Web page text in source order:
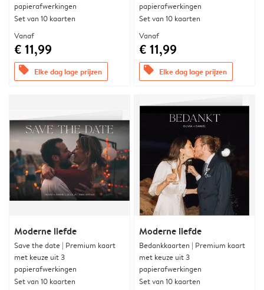
papierafwerkingen
Set van 10 kaarten
Vanaf
€ 11,99
offers Elke dag lage prijzen
papierafwerkingen
Set van 10 kaarten
Vanaf
€ 11,99
offers Elke dag lage prijzen
Moderne liefde
Save the date | Premium kaart
met keuze uit 3
papierafwerkingen
Set van 10 kaarten
Moderne liefde
Bedankkaarten | Premium kaart
met keuze uit 3
papierafwerkingen
Set van 10 kaarten